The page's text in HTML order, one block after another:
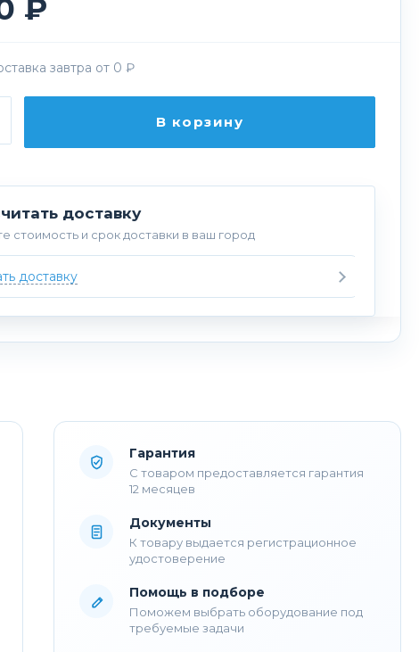
₽
завтра от 0 ₽
В корзину
доставку
стоимость и срок доставки в ваш город
доставку
Гарантия
С товаром предоставляется гарантия
12 месяцев
Документы
К товару выдается регистрационное
удостоверение
Помощь в подборе
Поможем выбрать оборудование под
требуемые задачи